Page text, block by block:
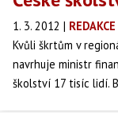
1. 3. 2012 |
Kvůli škrtům v
navrhuje ministr
školství 17 tisíc lidí.